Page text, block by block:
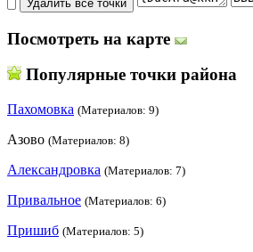
Посмотреть на карте
Популярные точки района
Пахомовка (Материалов: 9)
Азово (Материалов: 8)
Александровка (Материалов: 7)
Привальное (Материалов: 6)
Пришиб (Материалов: 5)